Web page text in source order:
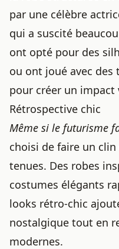
par une célèbre
qui a suscité
ont opté pour des
ou ont joué avec
pour créer un impact
Rétrospective chic
Même si le futurisme
choisi de faire un clin
tenues. Des robes
costumes élégants
looks rétro-chic
nostalgique tout en
modernes.